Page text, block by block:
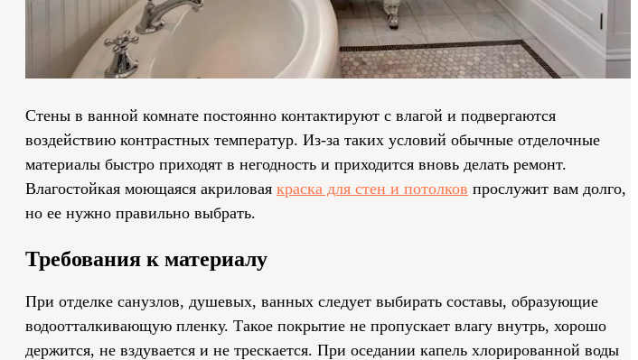
Стены в ванной комнате постоянно контактируют с влагой и подвергаются
воздействию контрастных температур. Из-за таких условий обычные отделочные
материалы быстро приходят в негодность и приходится вновь делать ремонт.
Влагостойкая моющаяся акриловая краска для стен и потолков прослужит вам долго,
но ее нужно правильно выбрать.
Требования к материалу
При отделке санузлов, душевых, ванных следует выбирать составы, образующие
водоотталкивающую пленку. Такое покрытие не пропускает влагу внутрь, хорошо
держится, не вздувается и не трескается. При оседании капель хлорированной воды